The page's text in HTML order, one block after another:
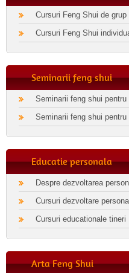
Cursuri Feng Shui de grup
Cursuri Feng Shui
Seminarii feng shui
Seminarii feng shui pentru
Seminarii feng shui pentru
Educatie personala
Despre dezvoltarea
Cursuri dezvoltare
Cursuri educationale tineri
Arta Feng Shui